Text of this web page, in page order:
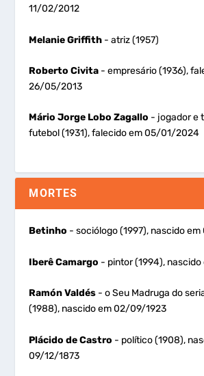
11/02/2012
Melanie Griffith - atriz (1957)
Roberto Civita - empresário (1936),
26/05/2013
Mário Jorge Lobo Zagallo - jogador e
futebol (1931), falecido em 05/01/2024
MORTES
Betinho - sociólogo (1997), nascido
Iberê Camargo - pintor (1994), nascido
Ramón Valdés - o Seu Madruga do
(1988), nascido em 02/09/1923
Plácido de Castro - político (1908),
09/12/1873